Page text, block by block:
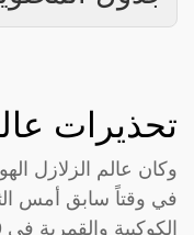
تحذيرات
وكان عالم الزلازل
في وقتاً سابق أمس